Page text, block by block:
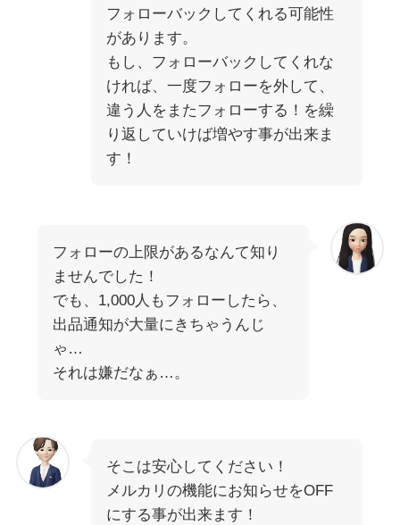
フォローバックしてくれる可能性
があります。
もし、フォローバックしてくれな
ければ、一度フォローを外して、
違う人をまたフォローする！を繰
り返していけば増やす事が出来ま
す！
フォローの上限があるなんて知り
ませんでした！
でも、1,000人もフォローしたら、
出品通知が大量にきちゃうんじ
ゃ…
それは嫌だなぁ…。
そこは安心してください！
メルカリの機能にお知らせをOFF
にする事が出来ます！